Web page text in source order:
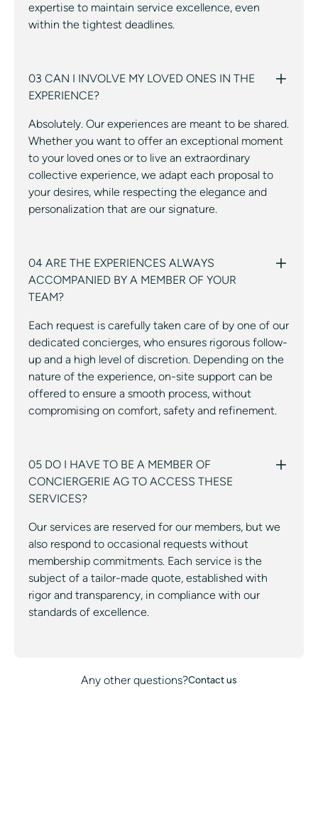
expertise to maintain service excellence, even
within the tightest deadlines.
03 CAN I INVOLVE MY LOVED ONES IN THE
EXPERIENCE?
Absolutely. Our experiences are meant to be shared.
Whether you want to offer an exceptional moment
to your loved ones or to live an extraordinary
collective experience, we adapt each proposal to
your desires, while respecting the elegance and
personalization that are our signature.
04 ARE THE EXPERIENCES ALWAYS
ACCOMPANIED BY A MEMBER OF YOUR
TEAM?
Each request is carefully taken care of by one of our
dedicated concierges, who ensures rigorous follow-
up and a high level of discretion. Depending on the
nature of the experience, on-site support can be
offered to ensure a smooth process, without
compromising on comfort, safety and refinement.
05 DO I HAVE TO BE A MEMBER OF
CONCIERGERIE AG TO ACCESS THESE
SERVICES?
Our services are reserved for our members, but we
also respond to occasional requests without
membership commitments. Each service is the
subject of a tailor-made quote, established with
rigor and transparency, in compliance with our
standards of excellence.
Any other questions?Contact us